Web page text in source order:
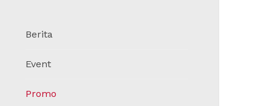
Berita
Event
Promo